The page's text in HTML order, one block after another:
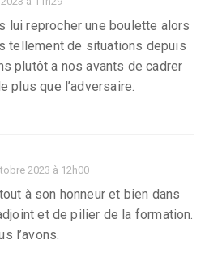
lui reprocher une boulette alors
tellement de situations depuis
plutôt a nos avants de cadrer
plus que l’adversaire.
2023 à 12h00
à son honneur et bien dans
et de pilier de la formation.
l’avons.